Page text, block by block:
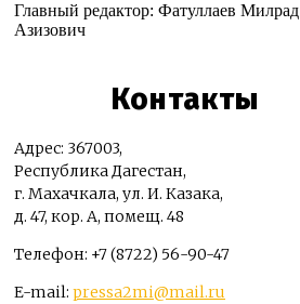
Главный редактор: Фатуллаев Милрад
Азизович
Контакты
Адрес: 367003,
Республика Дагестан,
г. Махачкала, ул. И. Казака,
д. 47, кор. А, помещ. 48
Телефон: +7 (8722) 56-90-47
E-mail: pressa2mi@mail.ru